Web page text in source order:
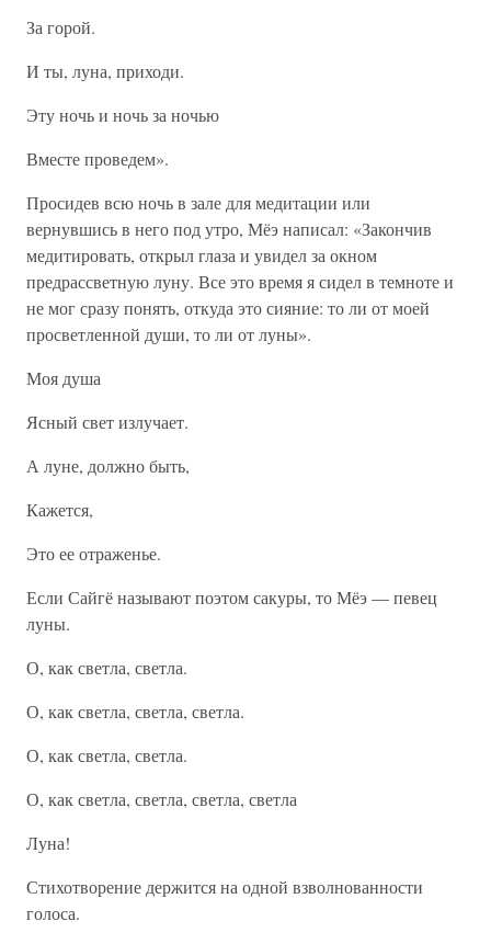
За горой.
И ты, луна, приходи.
Эту ночь и ночь за ночью
Вместе проведем».
Просидев всю ночь в зале для медитации или
вернувшись в него под утро, Мёэ написал: «Закончив
медитировать, открыл глаза и увидел за окном
предрассветную луну. Все это время я сидел в темноте и
не мог сразу понять, откуда это сияние: то ли от моей
просветленной души, то ли от луны».
Моя душа
Ясный свет излучает.
А луне, должно быть,
Кажется,
Это ее отраженье.
Если Сайгё называют поэтом сакуры, то Мёэ — певец
луны.
О, как светла, светла.
О, как светла, светла, светла.
О, как светла, светла.
О, как светла, светла, светла, светла
Луна!
Стихотворение держится на одной взволнованности
голоса.